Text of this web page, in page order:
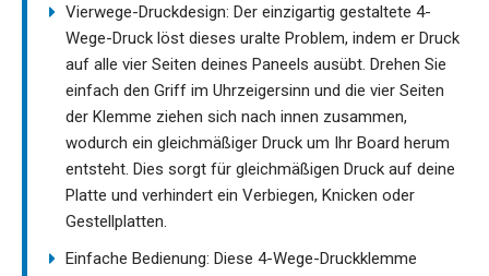
Vierwege-Druckdesign: Der einzigartig gestaltete 4-
Wege-Druck löst dieses uralte Problem, indem er Druck
auf alle vier Seiten deines Paneels ausübt. Drehen Sie
einfach den Griff im Uhrzeigersinn und die vier Seiten
der Klemme ziehen sich nach innen zusammen,
wodurch ein gleichmäßiger Druck um Ihr Board herum
entsteht. Dies sorgt für gleichmäßigen Druck auf deine
Platte und verhindert ein Verbiegen, Knicken oder
Gestellplatten.
Einfache Bedienung: Diese 4-Wege-Druckklemme